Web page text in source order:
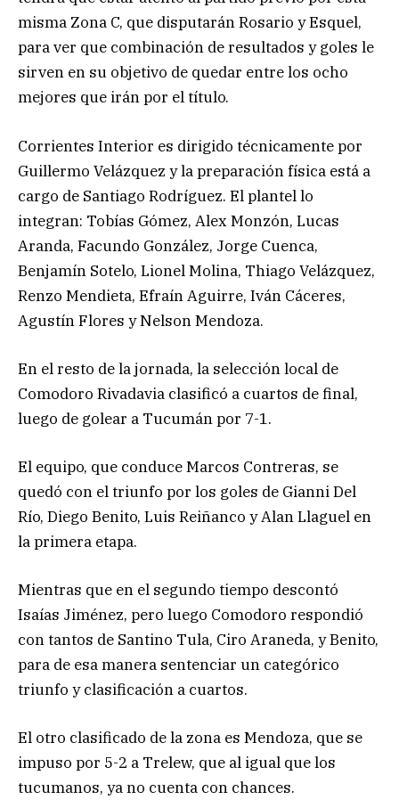
misma Zona C, que disputarán Rosario y Esquel,
para ver que combinación de resultados y goles le
sirven en su objetivo de quedar entre los ocho
mejores que irán por el título.
Corrientes Interior es dirigido técnicamente por
Guillermo Velázquez y la preparación física está a
cargo de Santiago Rodríguez. El plantel lo
integran: Tobías Gómez, Alex Monzón, Lucas
Aranda, Facundo González, Jorge Cuenca,
Benjamín Sotelo, Lionel Molina, Thiago Velázquez,
Renzo Mendieta, Efraín Aguirre, Iván Cáceres,
Agustín Flores y Nelson Mendoza.
En el resto de la jornada, la selección local de
Comodoro Rivadavia clasificó a cuartos de final,
luego de golear a Tucumán por 7-1.
El equipo, que conduce Marcos Contreras, se
quedó con el triunfo por los goles de Gianni Del
Río, Diego Benito, Luis Reiñanco y Alan Llaguel en
la primera etapa.
Mientras que en el segundo tiempo descontó
Isaías Jiménez, pero luego Comodoro respondió
con tantos de Santino Tula, Ciro Araneda, y Benito,
para de esa manera sentenciar un categórico
triunfo y clasificación a cuartos.
El otro clasificado de la zona es Mendoza, que se
impuso por 5-2 a Trelew, que al igual que los
tucumanos, ya no cuenta con chances.